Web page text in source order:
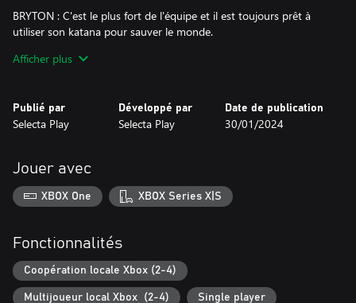
BRYTON : C'est le plus fort de l'équipe et il est toujours prêt à
utiliser son katana pour sauver le monde.
PAYTON : Malgré son jeune âge, c'est une grande guerrière agile.
PAXTON : C'est le plus équilibré des Ninja Kidz, et avec ses
nunchakus, il peut affronter n'importe quel ennemi sans crainte.
ASHTON : C'est le plus rapide de l'équipe, il aide toujours ses
frères à gagner toutes les batailles.
MODES DE JEU :
Mode Histoire :
Disaster et ramener la paix dans le monde. Voyagez dans le
temps et explorez différentes époques en terminant 16 niveaux
Afficher plus
Publié par
Selecta Play
Développé par
Selecta Play
Date de publication
30/01/2024
Jouer avec
XBOX One XBOX Series X|S
Fonctionnalités
Coopération locale Xbox (2-4)
Multijoueur local Xbox (2-4) Single player